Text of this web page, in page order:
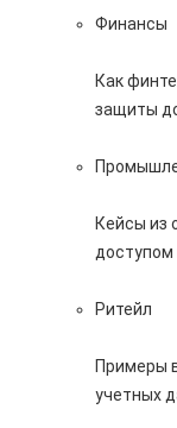
Финансы
Как
защиты
Кейсы из
доступом
Ритейл
Примеры
учетных